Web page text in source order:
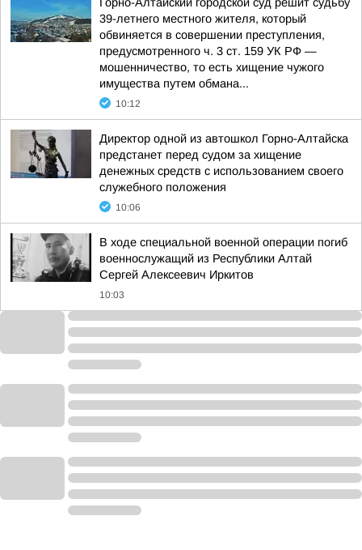
39-летнего местного жителя, который
обвиняется в совершении преступления,
предусмотренного ч. 3 ст. 159 УК РФ —
мошенничество, то есть хищение чужого
имущества путем обмана...
10:12
Директор одной из автошкол Горно-Алтайска
предстанет перед судом за хищение
денежных средств с использованием своего
служебного положения
10:06
В ходе специальной военной операции погиб
военнослужащий из Республики Алтай
Сергей Алексеевич Иркитов
10:03